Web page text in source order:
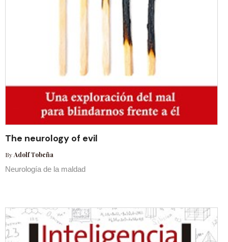
The neurology of evil
ByAdolf Tobeña
Neurología de la maldad